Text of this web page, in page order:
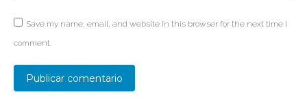
Save my name, email, and website in this browser for the next time I
comment.
Publicar comentario